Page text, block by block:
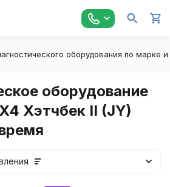
оборудования по марке
оборудование
Хэтчбек II (JY)